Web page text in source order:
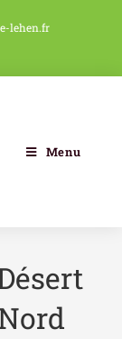
lehen.fr
Menu